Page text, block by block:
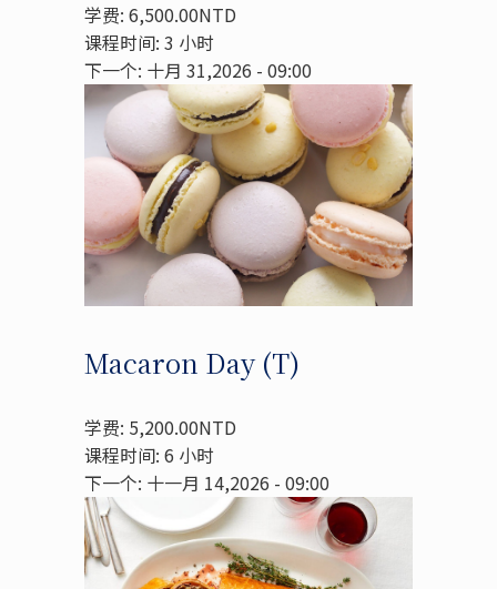
学费: 6,500.00NTD
课程时间: 3 小时
下一个: 十月 31,2026 - 09:00
Macaron Day (T)
学费: 5,200.00NTD
课程时间: 6 小时
下一个: 十一月 14,2026 - 09:00